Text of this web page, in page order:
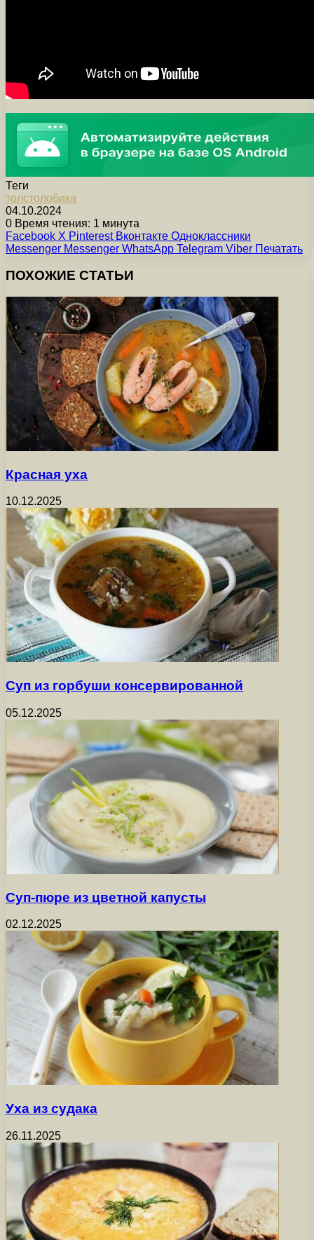
Теги
толстолобика
04.10.2024
0 Время чтения: 1 минута
Facebook X Pinterest Вконтакте Одноклассники
Messenger Messenger WhatsApp Telegram Viber Печатать
ПОХОЖИЕ СТАТЬИ
Красная уха
10.12.2025
Суп из горбуши консервированной
05.12.2025
Суп-пюре из цветной капусты
02.12.2025
Уха из судака
26.11.2025